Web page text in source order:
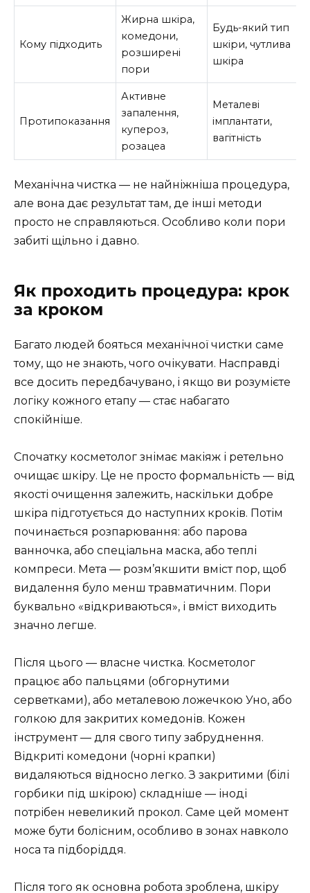
Кому підходить
Жирна шкіра,
комедони,
розширені
пори
Будь-який тип
шкіри, чутлива
шкіра
Протипоказання
Активне
запалення,
купероз,
розацеа
Металеві
імплантати,
вагітність
Механічна чистка — не найніжніша процедура,
але вона дає результат там, де інші методи
просто не справляються. Особливо коли пори
забиті щільно і давно.
Як проходить процедура: крок
за кроком
Багато людей бояться механічної чистки саме
тому, що не знають, чого очікувати. Насправді
все досить передбачувано, і якщо ви розумієте
логіку кожного етапу — стає набагато
спокійніше.
Спочатку косметолог знімає макіяж і ретельно
очищає шкіру. Це не просто формальність — від
якості очищення залежить, наскільки добре
шкіра підготується до наступних кроків. Потім
починається розпарювання: або парова
ванночка, або спеціальна маска, або теплі
компреси. Мета — розм’якшити вміст пор, щоб
видалення було менш травматичним. Пори
буквально «відкриваються», і вміст виходить
значно легше.
Після цього — власне чистка. Косметолог
працює або пальцями (обгорнутими
серветками), або металевою ложечкою Уно, або
голкою для закритих комедонів. Кожен
інструмент — для свого типу забруднення.
Відкриті комедони (чорні крапки)
видаляються відносно легко. З закритими (білі
горбики під шкірою) складніше — іноді
потрібен невеликий прокол. Саме цей момент
може бути болісним, особливо в зонах навколо
носа та підборіддя.
Після того як основна робота зроблена, шкіру